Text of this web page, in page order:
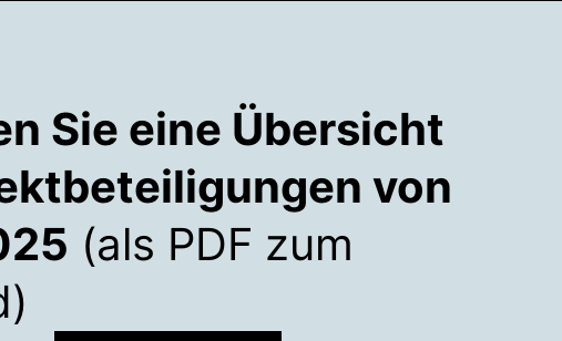
Sie eine Übersicht
von
(als PDF zum